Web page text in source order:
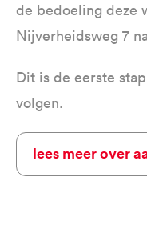
de bedoeling deze
Nijverheidsweg 7
Dit is de eerste
volgen.
lees meer over